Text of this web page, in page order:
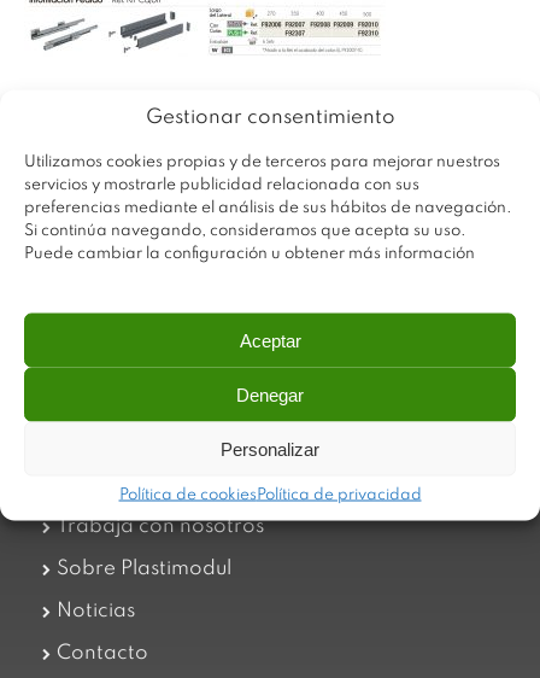
Gestionar consentimiento
Utilizamos cookies propias y de terceros para mejorar nuestros
servicios y mostrarle publicidad relacionada con sus
preferencias mediante el análisis de sus hábitos de navegación.
Si continúa navegando, consideramos que acepta su uso.
Puede cambiar la configuración u obtener más información
Aceptar
Denegar
Personalizar
Política de cookies Política de privacidad
Plastimodul tiene como objetivo ofrecer productos
en medios tecnológicos que permiten aportar soluciones
dinámicas y operativas. Utilizamos materiales de primera
Trabaja con nosotros
Sobre Plastimodul
Noticias
Contacto